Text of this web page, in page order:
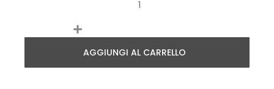
AGGIUNGI AL CARRELLO